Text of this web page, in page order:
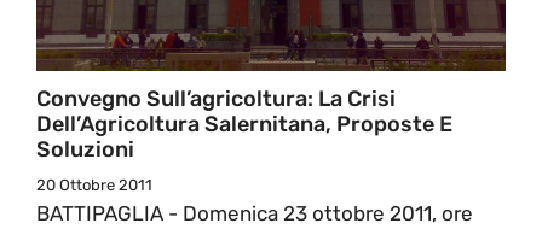
Convegno Sull’agricoltura: La Crisi
Dell’Agricoltura Salernitana, Proposte E
Soluzioni
20 Ottobre 2011
BATTIPAGLIA - Domenica 23 ottobre 2011, ore